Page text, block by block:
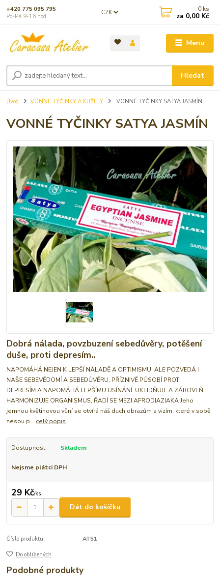
Menu
CZK
Hledat
+420 775 095 795
Po-Pá 9-16 hod.
0 ks
za 0,00 Kč
Úvod VONNÉ TYČINKY A KUŽELY VONNÉ TYČINKY SATYA JASMÍN
VONNÉ TYČINKY SATYA JASMÍN
Dobrá nálada, povzbuzení sebedůvěry, potěšení
duše, proti depresím..
NAPOMÁHÁ NEJEN K LEPŠÍ NÁLADĚ A OPTIMISMU, ALE POZVEDÁ I
NAŠE SEBEVĚDOMÍ A SEBEDŮVĚRU, PŘÍZNIVĚ PŮSOBÍ PROTI
DEPRESÍM A NAPOMÁHÁ LEPŠÍMU USÍNÁNÍ. UKLIDŇUJE A ZÁROVEŇ
HARMONIZUJE ORGANISMUS, ŘADÍ SE MEZI AFRODIAZIAKA Jeho
jemnou květinovou vůní se otvírá náš duch obrazům a vizím, které v sobě
nesou p... celý popis
Dostupnost Skladem
Nejsme plátci DPH
29 Kč/ks
Dát do košíčku
Číslo produktu: AT51
Do oblíbených
Podobné produkty